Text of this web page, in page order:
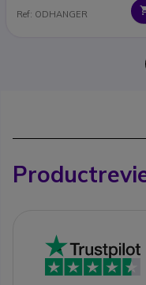
Ref: ODHANGER